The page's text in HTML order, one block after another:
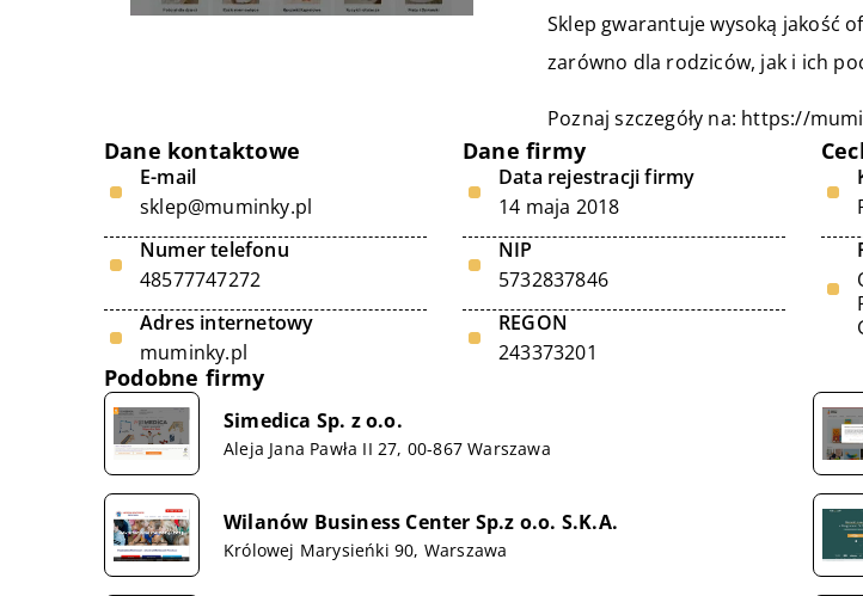
Sklep gwarantuje wysoką jakość
zarówno dla rodziców, jak i ich
Poznaj szczegóły na: https://
Dane kontaktowe
E-mail
sklep@muminky.pl
Numer telefonu
48577747272
Adres internetowy
muminky.pl
Dane firmy
Data rejestracji firmy
14 maja 2018
NIP
5732837846
REGON
243373201
Podobne firmy
Simedica Sp. z o.o.
Aleja Jana Pawła II 27, 00-867 Warszawa
Wilanów Business Center Sp.z o.o. S.K.A.
Królowej Marysieńki 90, Warszawa